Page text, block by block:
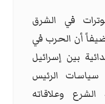
في الشرق
أن الحرب في
بين إسرائيل
سياسات الرئيس
وعلاقاته